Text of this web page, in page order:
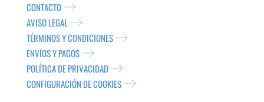
CONTACTO
AVISO LEGAL
TÉRMINOS Y CONDICIONES
ENVÍOS Y PAGOS
POLÍTICA DE PRIVACIDAD
CONFIGURACIÓN DE COOKIES